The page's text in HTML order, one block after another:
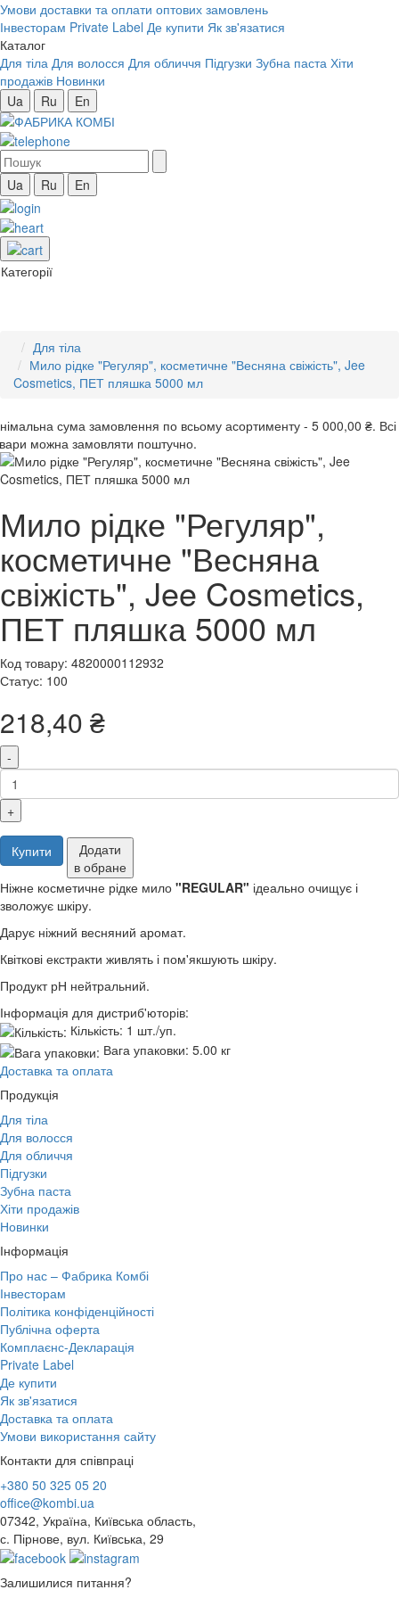
Умови доставки та оплати оптових замовлень
Інвесторам Private Label Де купити Як зв'язатися
Каталог
Для тіла Для волосся Для обличчя Підгузки Зубна паста Хіти
продажів Новинки
Ua
Ru En
Ua Ru En
Категорії
Для тіла
Мило рідке "Регуляр", косметичне "Весняна свіжість", Jee
Cosmetics, ПЕТ пляшка 5000 мл
сума замовлення по всьому асортименту - 5 000,00 ₴. Всі
можна замовляти поштучно.
Мило рідке "Регуляр",
косметичне "Весняна
свіжість", Jee Cosmetics,
ПЕТ пляшка 5000 мл
Код товару: 4820000112932
Статус: 100
218,40 ₴
-
+
Купити
Додати
в обране
Ніжне косметичне рідке мило "REGULAR" ідеально очищує і
зволожує шкіру.
Дарує ніжний весняний аромат.
Квіткові екстракти живлять і пом'якшують шкіру.
Продукт рН нейтральний.
Інформація для дистриб'юторів:
Кількість: 1 шт./уп.
Вага упаковки: 5.00 кг
Доставка та оплата
Продукція
Для тіла
Для волосся
Для обличчя
Підгузки
Зубна паста
Хіти продажів
Новинки
Інформація
Про нас – Фабрика Комбі
Інвесторам
Політика конфіденційності
Публічна оферта
Комплаєнс-Декларація
Private Label
Де купити
Як зв'язатися
Доставка та оплата
Умови використання сайту
Контакти для співпраці
+380 50 325 05 20
office@kombi.ua
07342, Україна, Київська область,
с. Пірнове, вул. Київська, 29
Залишилися питання?